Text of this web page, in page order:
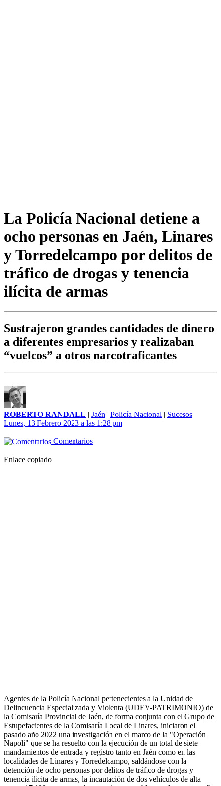
La Policía Nacional detiene a
ocho personas en Jaén, Linares
y Torredelcampo por delitos de
tráfico de drogas y tenencia
ilícita de armas
Sustrajeron grandes cantidades de dinero
a diferentes empresarios y realizaban
“vuelcos” a otros narcotraficantes
ROBERTO RANDALL | Jaén | Policía Nacional | Sucesos
Lunes, 13 Febrero 2023 a las 1:28 pm
Comentarios
Enlace copiado
Agentes de la Policía Nacional pertenecientes a la Unidad de
Delincuencia Especializada y Violenta (UDEV-PATRIMONIO) de
la Comisaría Provincial de Jaén, de forma conjunta con el Grupo de
Estupefacientes de la Comisaría Local de Linares, iniciaron el
pasado año 2022 una investigación en el marco de la "Operación
Napoli" que se ha resuelto con la ejecución de un total de siete
mandamientos de entrada y registro tanto en Jaén como en las
localidades de Linares y Torredelcampo, saldándose con la
detención de ocho personas por delitos de tráfico de drogas y
tenencia ilícita de armas, la incautación de dos vehículos de alta